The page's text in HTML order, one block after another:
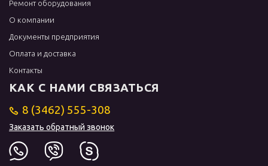
Ремонт оборудования
О компании
Документы предприятия
Оплата и доставка
Контакты
КАК С НАМИ СВЯЗАТЬСЯ
8 (3462) 555-308
Заказать обратный звонок